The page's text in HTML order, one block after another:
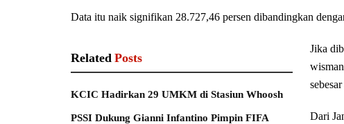
Data itu naik signifikan 28.727,46 persen dibandingkan
Related Posts
KCIC Hadirkan 29 UMKM di Stasiun Whoosh
PSSI Dukung Gianni Infantino Pimpin FIFA
Jika
Dari